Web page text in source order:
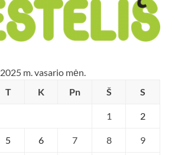
2025 m. vasario mėn.
T K Pn Š S
1 2
5 6 7 8 9